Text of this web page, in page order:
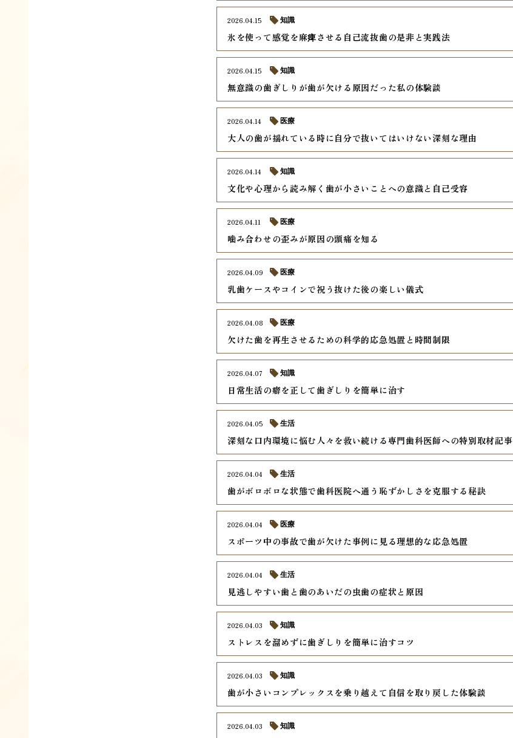
氷を使って感覚を麻痺させる自己流抜歯の是非と実践法
2026.04.15 知識
無意識の歯ぎしりが歯が欠ける原因だった私の体験談
2026.04.15 知識
大人の歯が揺れている時に自分で抜いてはいけない深刻な理由
2026.04.14 医療
文化や心理から読み解く歯が小さいことへの意識と自己受容
2026.04.14 知識
噛み合わせの歪みが原因の頭痛を知る
2026.04.11 医療
乳歯ケースやコインで祝う抜けた後の楽しい儀式
2026.04.09 医療
欠けた歯を再生させるための科学的応急処置と時間制限
2026.04.08 医療
日常生活の癖を正して歯ぎしりを簡単に治す
2026.04.07 知識
深刻な口内環境に悩む人々を救い続ける専門歯科医師への特別取材記事
2026.04.05 生活
歯がボロボロな状態で歯科医院へ通う恥ずかしさを克服する秘訣
2026.04.04 生活
スポーツ中の事故で歯が欠けた事例に見る理想的な応急処置
2026.04.04 医療
見逃しやすい歯と歯のあいだの虫歯の症状と原因
2026.04.04 生活
ストレスを溜めずに歯ぎしりを簡単に治すコツ
2026.04.03 知識
歯が小さいコンプレックスを乗り越えて自信を取り戻した体験談
2026.04.03 知識
2026.04.03 知識